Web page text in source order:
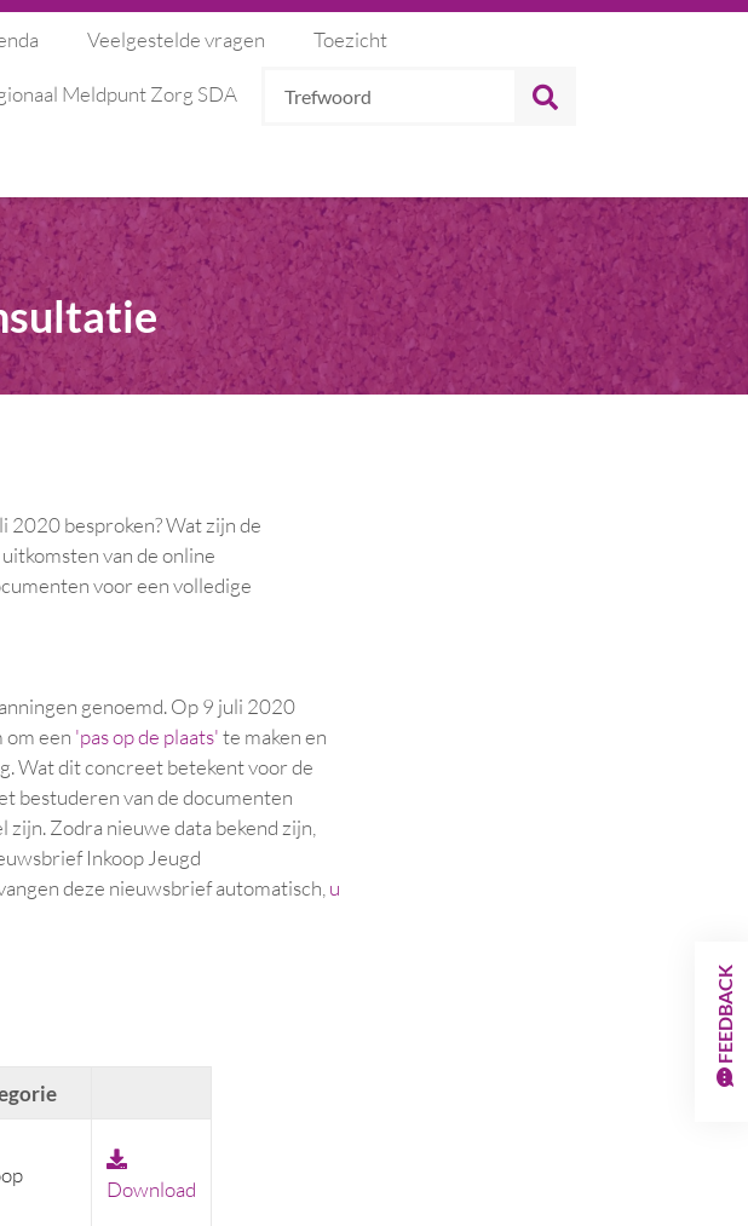
Veelgestelde vragen Toezicht
Meldpunt Zorg SDA Trefwoord
2020 besproken? Wat zijn de
van de online
voor een volledige
genoemd. Op 9 juli 2020
om een 'pas op de plaats'te maken en
Wat dit concreet betekent voor de
bestuderen van de documenten
Zodra nieuwe data bekend zijn,
Inkoop Jeugd
deze nieuwsbrief automatisch, u
Download
FEEDBACK